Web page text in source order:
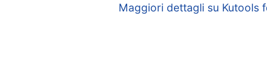
Maggiori dettagli su Kutools